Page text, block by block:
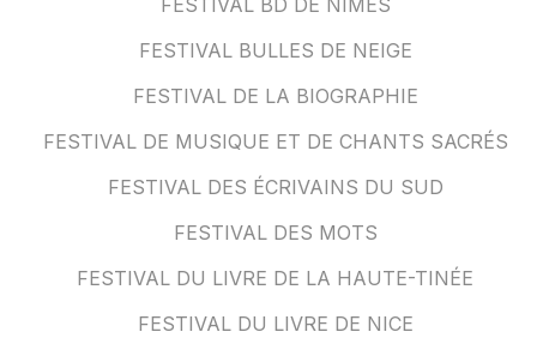
FESTIVAL BD DE NÎMES
FESTIVAL BULLES DE NEIGE
FESTIVAL DE LA BIOGRAPHIE
FESTIVAL DE MUSIQUE ET DE CHANTS SACRÉS
FESTIVAL DES ÉCRIVAINS DU SUD
FESTIVAL DES MOTS
FESTIVAL DU LIVRE DE LA HAUTE-TINÉE
FESTIVAL DU LIVRE DE NICE